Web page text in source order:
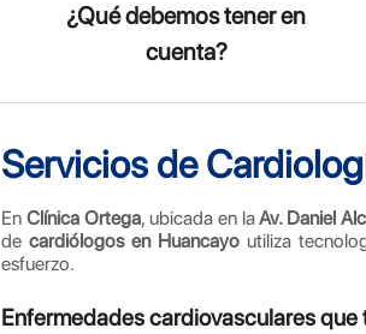
¿Qué debemos tener en
cuenta?
Servicios de
En Clínica Ortega, ubicada en laAv. Daniel
de cardiólogos en Huancayo utiliza
esfuerzo.
Enfermedades cardiovasculares